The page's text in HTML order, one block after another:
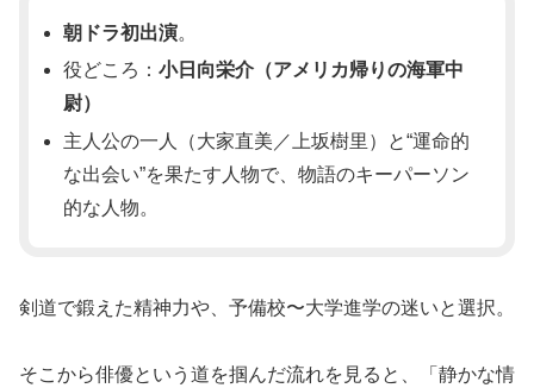
朝ドラ初出演。
役どころ：小日向栄介（アメリカ帰りの海軍中
尉）
主人公の一人（大家直美／上坂樹里）と“運命的
な出会い”を果たす人物で、物語のキーパーソン
的な人物。
剣道で鍛えた精神力や、予備校〜大学進学の迷いと選択。
そこから俳優という道を掴んだ流れを見ると、「静かな情